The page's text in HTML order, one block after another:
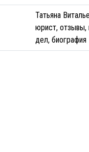
Татьяна
юрист, отзывы,
дел, биография